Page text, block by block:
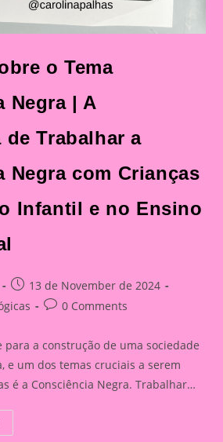
o Tema
Negra | A
Trabalhar a
Negra com Crianças
Infantil e no Ensino
Post
published:
13 de November de 2024
Post0 Comments
para a construção de uma sociedade
e um dos temas cruciais a serem
é a Consciência Negra. Trabalhar…